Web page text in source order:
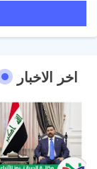
اخر الاخبار